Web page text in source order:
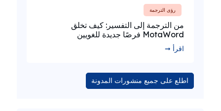
رؤى الترجمة
من الترجمة إلى التفسير: كيف تخلق
MotaWord فرصًا جديدة للغويين
اقرأ ➞
اطلع على جميع منشورات المدونة